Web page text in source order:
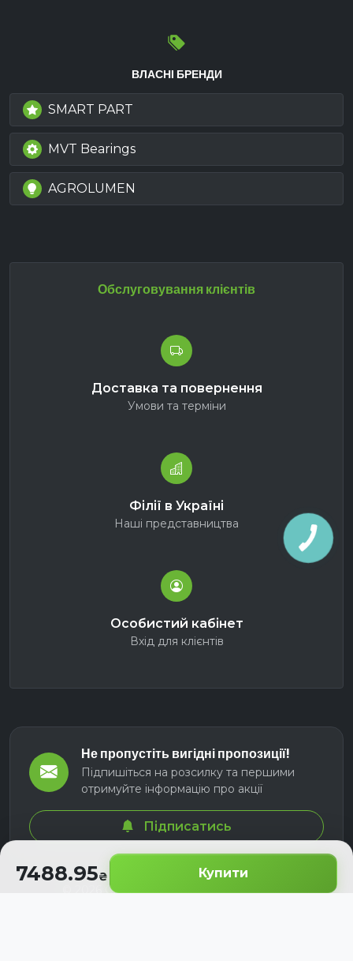
7488.95 Купити
ВЛАСНІ БРЕНДИ
SMART PART
MVT Bearings
AGROLUMEN
Обслуговування клієнтів
Доставка та повернення
Умови та терміни
Філії в Україні
Наші представництва
Особистий кабінет
Вхід для клієнтів
Не пропустіть вигідні пропозиції!
Підпишіться на розсилку та першими
отримуйте інформацію про акції
Підписатись
© 2026 СЕЛМ АГРО. Всі права захищені.